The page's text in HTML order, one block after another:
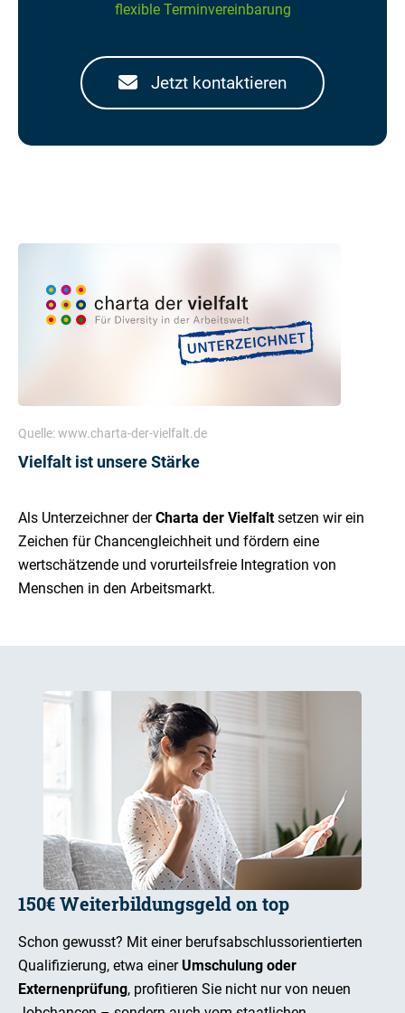
flexible Terminvereinbarung
Jetzt kontaktieren
Quelle: www.charta-der-vielfalt.de
Vielfalt ist unsere Stärke
Als Unterzeichner derCharta der Vielfaltsetzen wir ein
Zeichen für Chancengleichheit und fördern eine
wertschätzende und vorurteilsfreie Integration von
Menschen in den Arbeitsmarkt.
150€ Weiterbildungsgeld on top
Schon gewusst? Mit einer berufsabschlussorientierten
Qualifizierung, etwa einer Umschulung oder
Externenprüfung, profitieren Sie nicht nur von neuen